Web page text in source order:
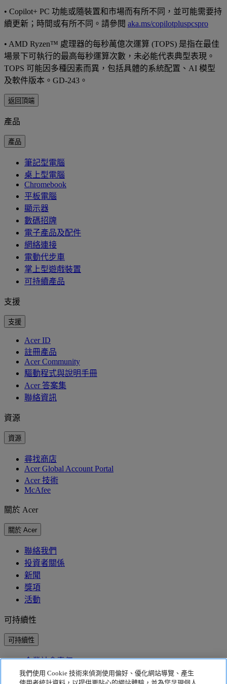
• Copilot+ PC 功能或隨裝置和市場而有所不同，並可能需要持
續更新；時間或有所不同。請參閱 aka.ms/copilotpluspcspro
• AMD Ryzen™ 處理器的每秒萬億次運算 (TOPS) 是指在最佳
場景下可執行的最高每秒運算次數，未必能代表典型表現。
TOPS 可能因多種因素而異，包括具體的系統配置、AI 模型
及軟件版本。GD-243。
返回頂端
產品
產品
筆記型電腦
桌上型電腦
Chromebook
平板電腦
顯示器
數碼招牌
電子產品及配件
網絡連接
電動代步車
掌上型遊戲裝置
可持續產品
支援
支援
Acer ID
註冊產品
Acer Community
驅動程式與說明手冊
Acer 答案集
聯絡資訊
資源
資源
尋找商店
Acer Global Account Portal
Acer 技術
McAfee
關於 Acer
關於 Acer
聯絡我們
投資者關係
新聞
獎項
活動
可持續性
可持續性
企業社會責任
產品碳足跡
我們使用 Cookie 技術來偵測使用偏好、優化網站導覽、產生